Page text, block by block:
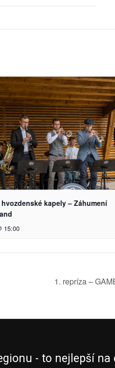
kapely – Záhumení
15:00
1. repríza –
- to nejlepší na